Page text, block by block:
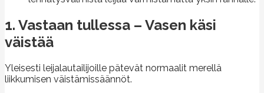
1. Vastaan tullessa – Vasen käsi
väistää
Yleisesti leijalautailijoille pätevät normaalit merellä
liikkumisen väistämissäännöt.